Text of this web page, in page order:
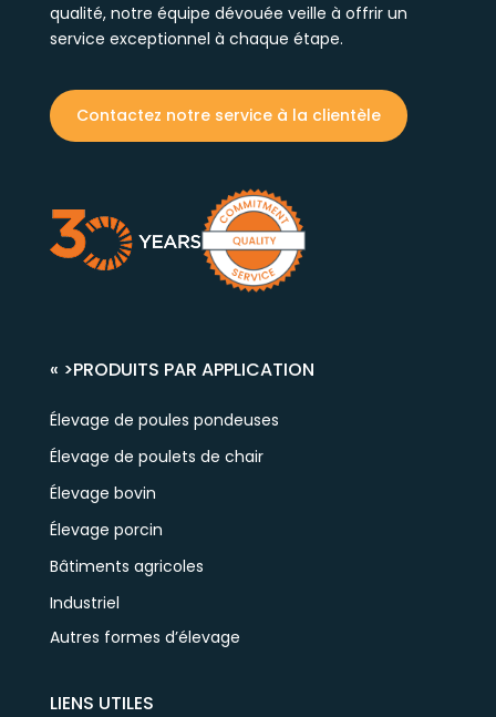
qualité, notre équipe dévouée veille à offrir un
service exceptionnel à chaque étape.
Contactez notre service à la clientèle
« >PRODUITS PAR APPLICATION
Élevage de poules pondeuses
Élevage de poulets de chair
Élevage bovin
Élevage porcin
Bâtiments agricoles
Industriel
Autres formes d’élevage
LIENS UTILES